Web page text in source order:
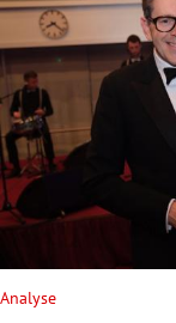
Analyse